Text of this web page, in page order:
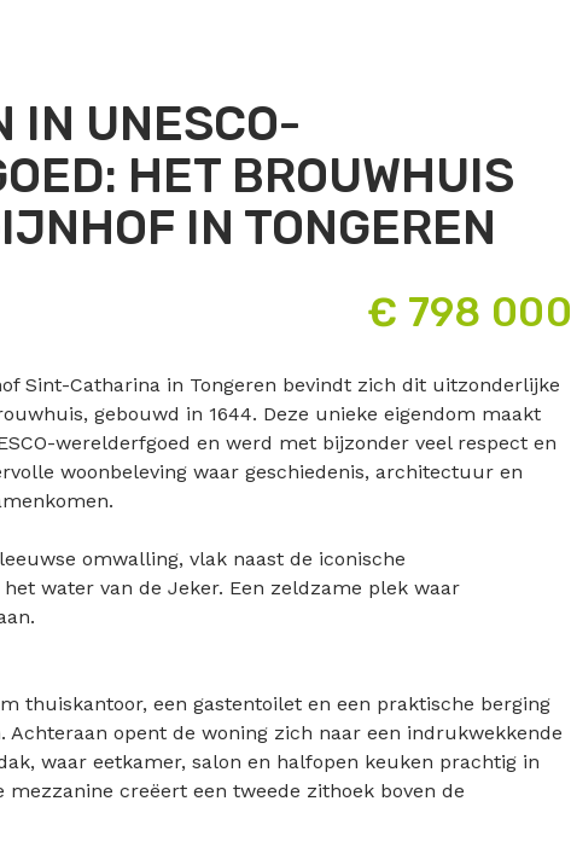
IN UNESCO-
HET BROUWHUIS
IN TONGEREN
€ 798 000
Sint-Catharina in Tongeren bevindt zich dit uitzonderlijke
gebouwd in 1644. Deze unieke eigendom maakt
werelderfgoed en werd met bijzonder veel respect en
woonbeleving waar geschiedenis, architectuur en
omwalling, vlak naast de iconische
water van de Jeker. Een zeldzame plek waar
thuiskantoor, een gastentoilet en een praktische berging
Achteraan opent de woning zich naar een indrukwekkende
waar eetkamer, salon en halfopen keuken prachtig in
mezzanine creëert een tweede zithoek boven de